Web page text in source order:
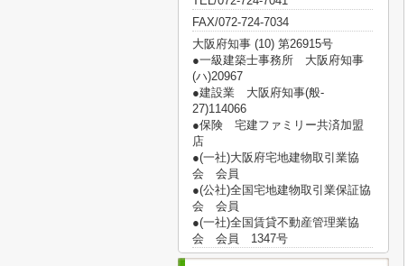
FAX/072-724-7034
大阪府知事 (10) 第26915号
●一級建築士事務所 大阪府知事
(ハ)20967
●建設業 大阪府知事(般‐
27)114066
●保険 宅建ファミリー共済加盟
店
●(一社)大阪府宅地建物取引業協
会 会員
●(公社)全国宅地建物取引業保証協
会 会員
●(一社)全国賃貸不動産管理業協
会 会員 1347号